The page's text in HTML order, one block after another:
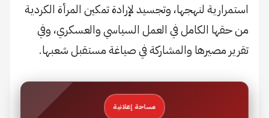
استمرارية لنهجها، وتجسيد لإرادة تمكين المرأة الكردية
من حقها الكامل في العمل السياسي والعسكري، وفي
تقرير مصيرها والمشاركة في صياغة مستقبل شعبها.
مساحة إعلانية